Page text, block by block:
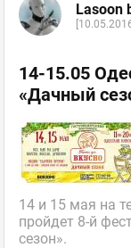
Lasoon
14-15.05
«Дачный
14 и 15 мая на
пройдет 8-й
сезон».